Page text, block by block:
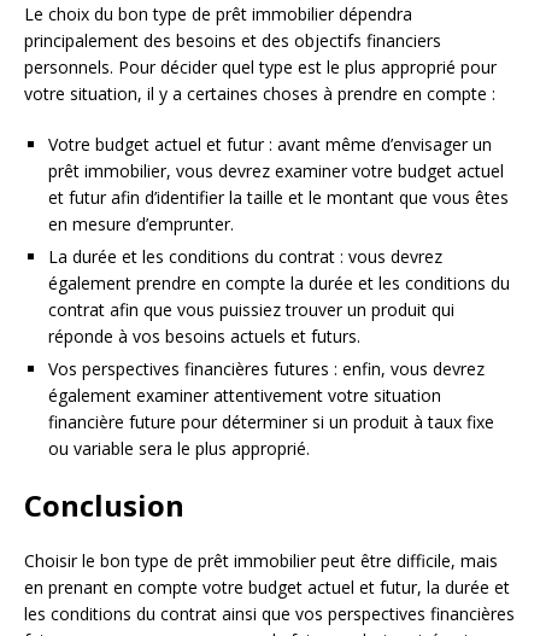
Le choix du bon type de prêt immobilier dépendra
principalement des besoins et des objectifs financiers
personnels. Pour décider quel type est le plus approprié pour
votre situation, il y a certaines choses à prendre en compte :
Votre budget actuel et futur : avant même d’envisager un
prêt immobilier, vous devrez examiner votre budget actuel
et futur afin d’identifier la taille et le montant que vous êtes
en mesure d’emprunter.
La durée et les conditions du contrat : vous devrez
également prendre en compte la durée et les conditions du
contrat afin que vous puissiez trouver un produit qui
réponde à vos besoins actuels et futurs.
Vos perspectives financières futures : enfin, vous devrez
également examiner attentivement votre situation
financière future pour déterminer si un produit à taux fixe
ou variable sera le plus approprié.
Conclusion
Choisir le bon type de prêt immobilier peut être difficile, mais
en prenant en compte votre budget actuel et futur, la durée et
les conditions du contrat ainsi que vos perspectives financières